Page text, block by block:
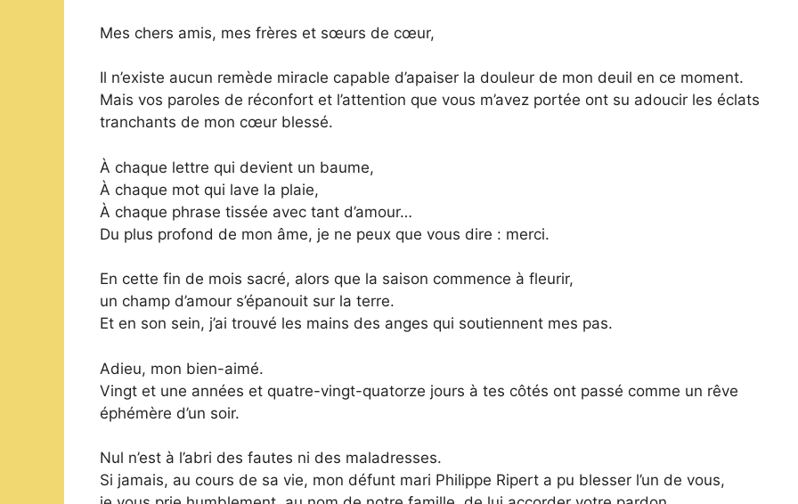
Mes chers amis, mes frères et sœurs de cœur,
Il n’existe aucun remède miracle capable d’apaiser la douleur de mon deuil en ce moment.
Mais vos paroles de réconfort et l’attention que vous m’avez portée ont su adoucir les éclats
tranchants de mon cœur blessé.
À chaque lettre qui devient un baume,
À chaque mot qui lave la plaie,
À chaque phrase tissée avec tant d’amour…
Du plus profond de mon âme, je ne peux que vous dire : merci.
En cette fin de mois sacré, alors que la saison commence à fleurir,
un champ d’amour s’épanouit sur la terre.
Et en son sein, j’ai trouvé les mains des anges qui soutiennent mes pas.
Adieu, mon bien-aimé.
Vingt et une années et quatre-vingt-quatorze jours à tes côtés ont passé comme un rêve
éphémère d’un soir.
Nul n’est à l’abri des fautes ni des maladresses.
Si jamais, au cours de sa vie, mon défunt mari Philippe Ripert a pu blesser l’un de vous,